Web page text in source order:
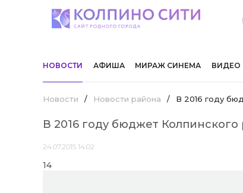
НОВОСТИ АФИША МИРАЖ СИНЕМА ВИДЕО
Новости / Новости района / В 2016 году
В 2016 году бюджет Колпинского
24.07.2015 14:02
14